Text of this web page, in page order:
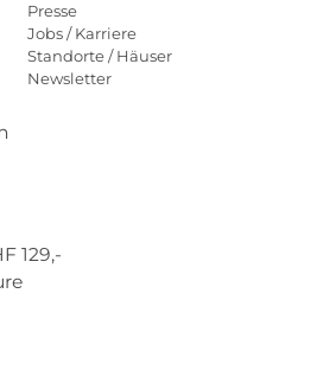
Presse
Jobs / Karriere
Standorte / Häuser
Newsletter
129,-